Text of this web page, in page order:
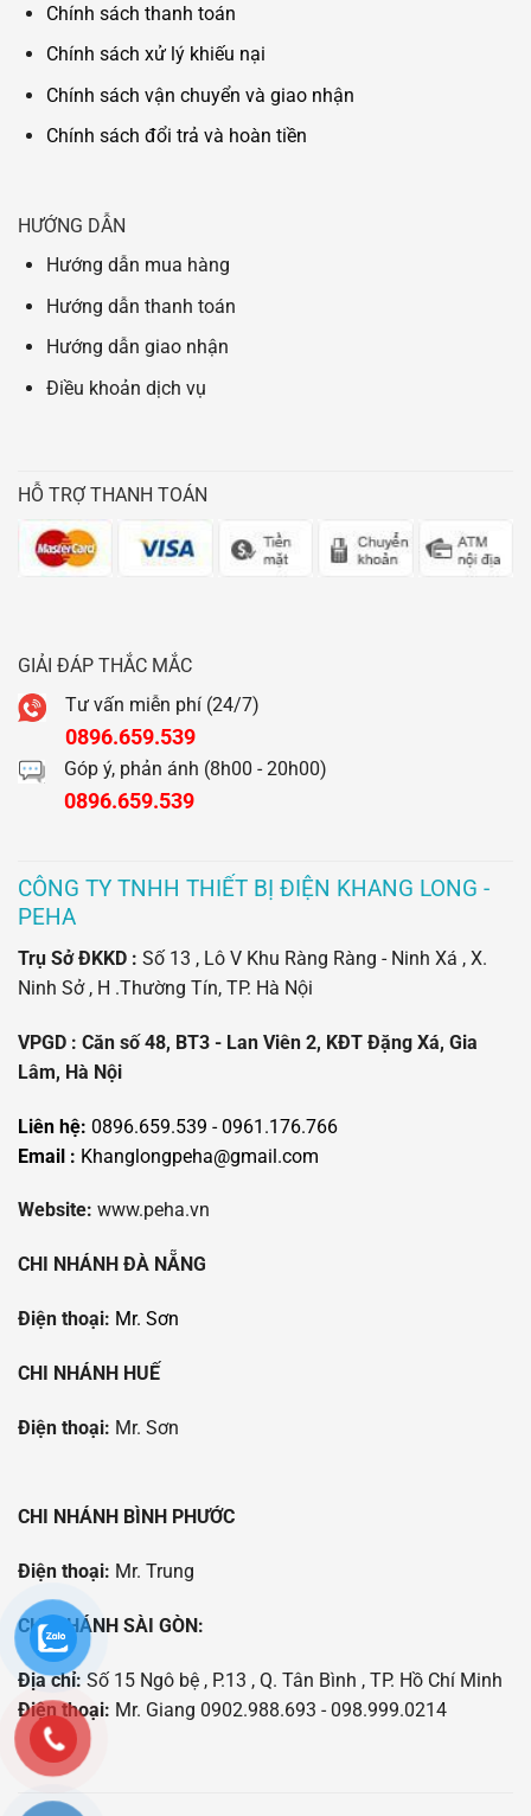
Chính sách thanh toán
Chính sách xử lý khiếu nại
Chính sách vận chuyển và giao nhận
Chính sách đổi trả và hoàn tiền
HƯỚNG DẪN
Hướng dẫn mua hàng
Hướng dẫn thanh toán
Hướng dẫn giao nhận
Điều khoản dịch vụ
HỖ TRỢ THANH TOÁN
GIẢI ĐÁP THẮC MẮC
Tư vấn miễn phí (24/7)
0896.659.539
Góp ý, phản ánh (8h00 - 20h00)
0896.659.539
CÔNG TY TNHH THIẾT BỊ ĐIỆN KHANG LONG -
PEHA
Trụ Sở ĐKKD : Số 13 , Lô V Khu Ràng Ràng - Ninh Xá , X.
Ninh Sở , H .Thường Tín, TP. Hà Nội
VPGD : Căn số 48, BT3 - Lan Viên 2, KĐT Đặng Xá, Gia
Lâm, Hà Nội
Liên hệ: 0896.659.539 - 0961.176.766
Email : Khanglongpeha@gmail.com
Website: www.peha.vn
CHI NHÁNH ĐÀ NẴNG
Điện thoại: Mr. Sơn
CHI NHÁNH HUẾ
Điện thoại: Mr. Sơn
CHI NHÁNH BÌNH PHƯỚC
Điện thoại: Mr. Trung
CHI NHÁNH SÀI GÒN:
Địa chỉ: Số 15 Ngô bệ , P.13 , Q. Tân Bình , TP. Hồ Chí Minh
Điện thoại: Mr. Giang 0902.988.693 - 098.999.0214